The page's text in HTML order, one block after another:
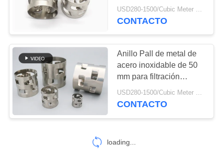
cercado de acero de
la palizada
91
cercas de malla
85
alta resistencia a la
corrosión
USD280-1500/Cubic Meter MOQ:³ de 1 m
CONTACTO
Anillo Pall de metal de
acero inoxidable de 50
mm para filtración
industrial
USD280-1500/Cubic Meter MOQ:1 metro cúbico
CONTACTO
loading...